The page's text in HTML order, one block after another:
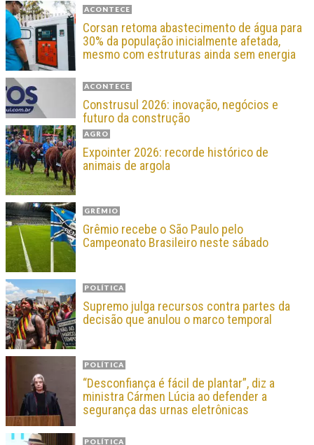
ACONTECE
Corsan retoma abastecimento de água para
30% da população inicialmente afetada,
mesmo com estruturas ainda sem energia
ACONTECE
Construsul 2026: inovação, negócios e
futuro da construção
AGRO
Expointer 2026: recorde histórico de
animais de argola
GRÊMIO
Grêmio recebe o São Paulo pelo
Campeonato Brasileiro neste sábado
POLÍTICA
Supremo julga recursos contra partes da
decisão que anulou o marco temporal
POLÍTICA
“Desconfiança é fácil de plantar”, diz a
ministra Cármen Lúcia ao defender a
segurança das urnas eletrônicas
POLÍTICA